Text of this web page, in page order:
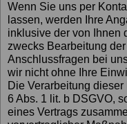
Wenn Sie uns per
lassen, werden Ihre
inklusive der von Ihnen
zwecks Bearbeitung
Anschlussfragen bei
wir nicht ohne Ihre
Die Verarbeitung
6 Abs. 1 lit. b DSGVO,
eines Vertrags